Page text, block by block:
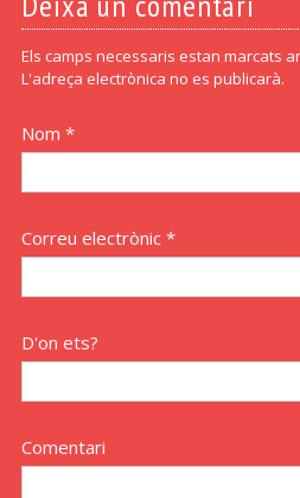
Els camps necessaris estan marcats
L'adreça electrònica no es publicarà.
Nom *
Correu electrònic *
D'on ets?
Comentari